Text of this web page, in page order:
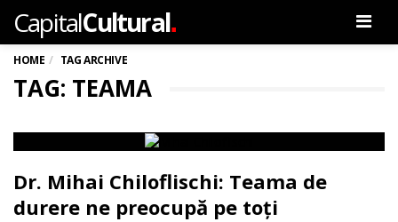
CapitalCultural.
HOME TAG ARCHIVE
TAG: TEAMA
Dr. Mihai Chiloflischi: Teama de
durere ne preocupă pe toți